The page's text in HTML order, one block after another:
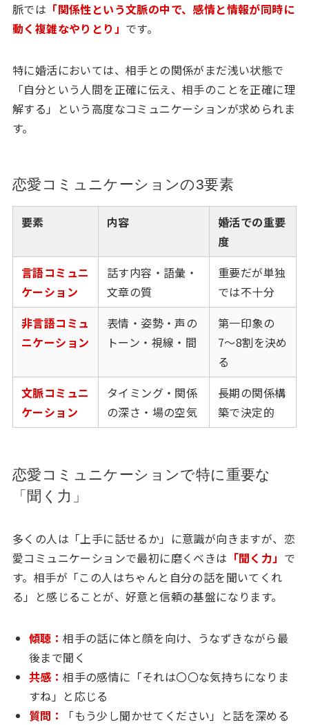
脈では 「関係性という文脈の中で、感情と情報が同時に
動く複雑なやりとり」 です。
特に婚活においては、相手との関係がまだ浅い状態で
「自分という人間を正確に伝え、相手のことを正確に理
解する」という高度なコミュニケーションが求められま
す。
恋愛コミュニケーションの3要素
要素 内容
婚活での重要
度
言語コミュニ
ケーション
話す内容・語彙・
文章の質
重要だが単独
では不十分
非言語コミュ
ニケーション
表情・姿勢・声の
トーン・視線・間
第一印象の
7〜8割を決め
る
文脈コミュニ
ケーション
タイミング・関係
の深さ・場の空気
長期の関係構
築で決定的
恋愛コミュニケーションで特に重要な
「聞く力」
多くの人は「上手に話せるか」に意識が向きますが、恋
愛コミュニケーションで最初に磨くべきは 「聞く力」 で
す。相手が「この人はちゃんと自分の話を聞いてくれ
る」と感じることが、好意と信頼の基盤になります。
傾聴：相手の話に体と顔を向け、うなずきながら最
後まで聞く
共感：相手の感情に「それは〇〇な気持ちになりま
すね」と応じる
質問：
「もう少し聞かせてください」と話を深める